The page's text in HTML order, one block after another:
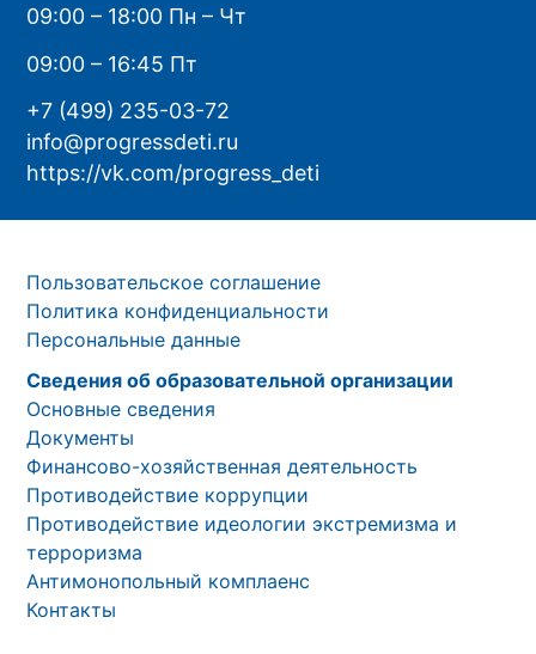
09:00 – 18:00 Пн – Чт
09:00 – 16:45 Пт
+7 (499) 235-03-72
info@progressdeti.ru
https://vk.com/progress_deti
Пользовательское соглашение
Политика конфиденциальности
Персональные данные
Сведения об образовательной организации
Основные сведения
Документы
Финансово-хозяйственная деятельность
Противодействие коррупции
Противодействие идеологии экстремизма и
терроризма
Антимонопольный комплаенс
Контакты